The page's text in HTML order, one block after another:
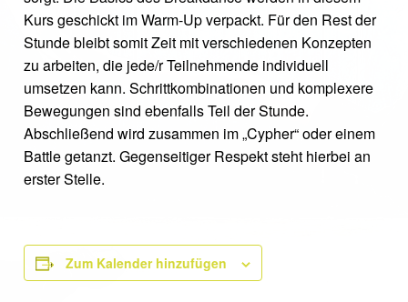
Kurs geschickt im Warm-Up verpackt. Für den Rest der
Stunde bleibt somit Zeit mit verschiedenen Konzepten
zu arbeiten, die jede/r Teilnehmende individuell
umsetzen kann. Schrittkombinationen und komplexere
Bewegungen sind ebenfalls Teil der Stunde.
Abschließend wird zusammen im „Cypher“ oder einem
Battle getanzt. Gegenseitiger Respekt steht hierbei an
erster Stelle.
Zum Kalender hinzufügen